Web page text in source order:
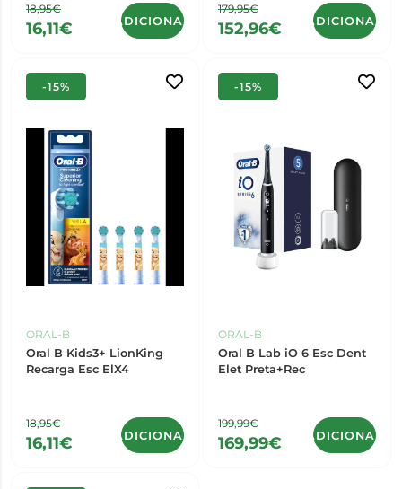
18,95€
16,11€ ADICIONAR
179,95€
152,96€ ADICIONAR
-15%
ORAL-B
Oral B Kids3+ LionKing
Recarga Esc ElX4
18,95€
16,11€ ADICIONAR
-15%
ORAL-B
Oral B Lab iO 6 Esc Dent
Elet Preta+Rec
199,99€
169,99€ ADICIONAR